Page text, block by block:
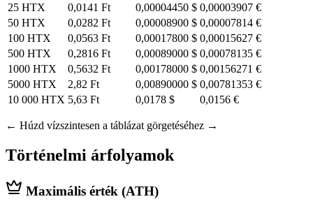
25 HTX
0,0141 Ft 0,00004450 $ 0,00003907 €
50 HTX
0,0282 Ft 0,00008900 $ 0,00007814 €
100 HTX
0,0563 Ft 0,00017800 $ 0,00015627 €
500 HTX
0,2816 Ft 0,00089000 $ 0,00078135 €
1000 HTX
0,5632 Ft 0,00178000 $ 0,00156271 €
5000 HTX
2,82 Ft 0,00890000 $ 0,00781353 €
10 000 HTX 5,63 Ft 0,0178 $ 0,0156 €
← Húzd vízszintesen a táblázat görgetéséhez →
Történelmi árfolyamok
Maximális érték (ATH)